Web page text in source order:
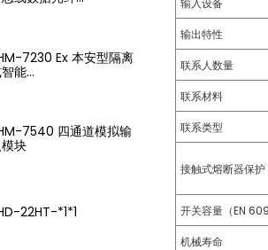
7230 Ex 本安型隔离
能...
7540 四通道模拟输
模块
22HT-*1*1
输入设备
输出特性
联系人数量
联系材料
联系类型
接触式熔断器保护
开关容量（EN
机械寿命